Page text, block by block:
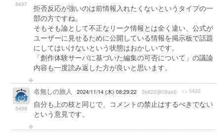
5437
拒否反応が強いのは前情報入れたくないというタイプの一
部の方ですね。
そもそも論として不正なリーク情報とは全く違い、公式が
ユーザーに見せるために公開している情報を掲示板で話題
にしてはいけないという状態はおかしいです。
「創作体験サーバに基づいた編集の可否について」の議論
内容も一度読み返した方が良いと思います。
5438
名無しの旅人 2024/11/14 (木) 08:29:22 5b822@08ae6 >> 5432
自分も上の枝と同じで、コメントの禁止はするべきでない
という意見です。